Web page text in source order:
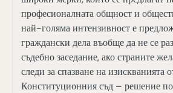
професионалната общност и
най-голяма интензивност е
граждански дела въобще да не се
съдебно заседание, ако страните
следи за спазване на изискванията
Конституционния съд – решение